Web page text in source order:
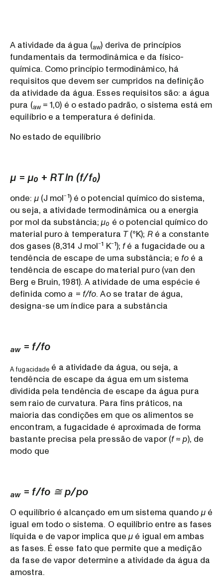
A atividade da água (aw) deriva de princípios
fundamentais da termodinâmica e da físico-
química. Como princípio termodinâmico, há
requisitos que devem ser cumpridos na definição
da atividade da água. Esses requisitos são: a água
pura (aw= 1,0) é o estado padrão, o sistema está em
equilíbrio e a temperatura é definida.
No estado de equilíbrio
μ = μ₀ + RT ln (f/f₀)
onde:μ(J mol⁻¹) é o potencial químico do sistema,
ou seja, a atividade termodinâmica ou a energia
por mol da substância;μ₀ é o potencial químico do
material puro à temperatura T(°K); Ré a constante
dos gases (8,314 J mol⁻¹ K⁻¹); fé a fugacidade ou a
tendência de escape de uma substância; e fo é a
tendência de escape do material puro (van den
Berg e Bruin, 1981). A atividade de uma espécie é
definida como a = f/fo. Ao se tratar de água,
designa-se um índice para a substância
aw= f/fo
A fugacidade é a atividade da água, ou seja, a
tendência de escape da água em um sistema
dividida pela tendência de escape da água pura
sem raio de curvatura. Para fins práticos, na
maioria das condições em que os alimentos se
encontram, a fugacidade é aproximada de forma
bastante precisa pela pressão de vapor (f ≈ p), de
modo que
aw= f/fo ≅ p/po
O equilíbrio é alcançado em um sistema quandoμé
igual em todo o sistema. O equilíbrio entre as fases
líquida e de vapor implica queμ é igual em ambas
as fases. É esse fato que permite que a medição
da fase de vapor determine a atividade da água da
amostra.